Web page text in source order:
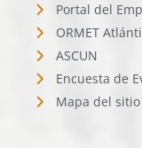
Portal del
ORMET
ASCUN
Encuesta de
Mapa del sitio